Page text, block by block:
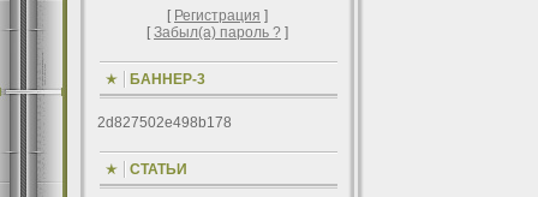
[ Регистрация ]
[Забыл(а) пароль ? ]
БАННЕР-3
2d827502e498b178
СТАТЬИ